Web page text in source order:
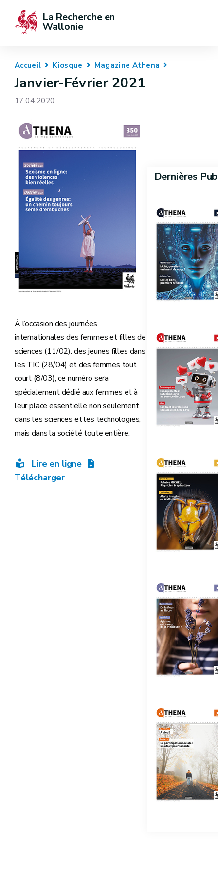
La Recherche en
Wallonie
Accueil Kiosque Magazine Athena
Janvier-Février 2021
17.04.2020
À l’occasion des journées
internationales des femmes et filles de
sciences (11/02), des jeunes filles dans
les TIC (28/04) et des femmes tout
court (8/03), ce numéro sera
spécialement dédié aux femmes et à
leur place essentielle non seulement
dans les sciences et les technologies,
mais dans la société toute entière.
Lire en ligne
Télécharger
Dernières